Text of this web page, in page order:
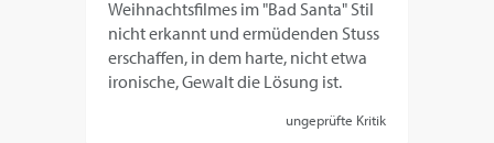
Weihnachtsfilmes im "Bad Santa" Stil
nicht erkannt und ermüdenden Stuss
erschaffen, in dem harte, nicht etwa
ironische, Gewalt die Lösung ist.
ungeprüfte Kritik